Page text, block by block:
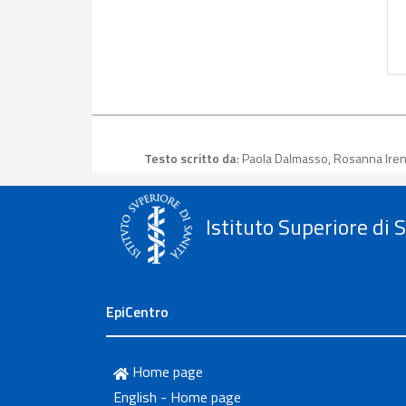
Testo scritto da: Paola Dalmasso, Rosanna
Istituto Superiore di
EpiCentro
Home page
English - Home page